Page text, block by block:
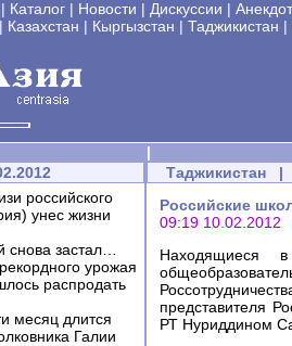
| Каталог | Новости | Дискуссии |
| Казахстан | Кыргызстан | Таджикистан |
|
российского
унес жизни
снова застал…
урожая
распродать
месяц длится
Галии
Таджикистан |
Российские
09:19 10.02.2012
Находящиеся
представителя
РТ Нуриддином